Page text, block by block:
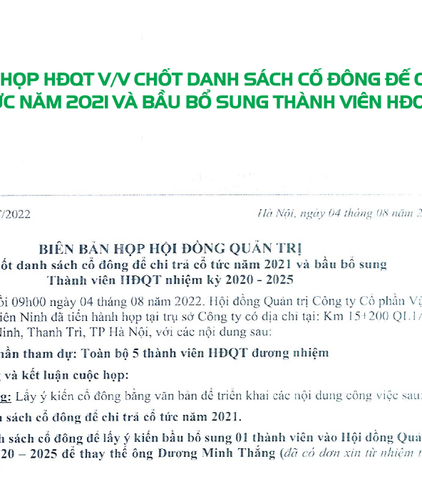
HĐQT V/V CHỐT DANH SÁCH CỔ ĐÔNG ĐỂ
NĂM 2021 VÀ BẦU BỔ SUNG THÀNH VIÊN